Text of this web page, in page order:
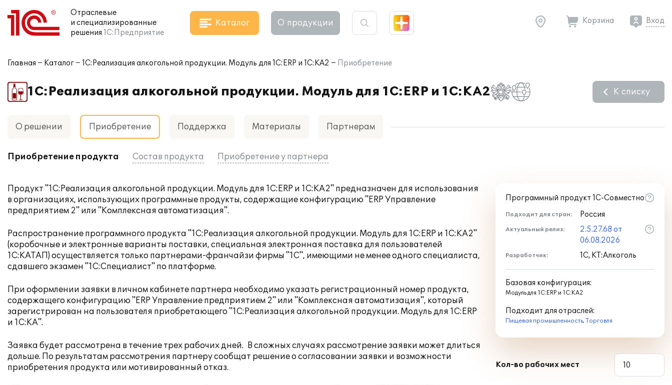
Отраслевые
и специализированные
решения 1С:Предприятие
Каталог О продукции Корзина Вход
Главная Каталог 1С:Реализация алкогольной продукции. Модуль для 1С:ERP и 1С:КА2 Приобретение
1С:Реализация алкогольной продукции. Модуль для 1С:ERP и 1С:КА2 К списку
О решении Приобретение Поддержка Материалы Партнерам
Приобретение продукта Состав продукта Приобретение у партнера
Продукт "1С:Реализация алкогольной продукции. Модуль для 1С:ERP и 1С:КА2" предназначен для использования
в организациях, использующих программные продукты, содержащие конфигурацию "ERP Управление
предприятием 2" или "Комплексная автоматизация".
Распространение программного продукта "1С:Реализация алкогольной продукции. Модуль для 1С:ERP и 1С:КА2"
(коробочные и электронные варианты поставки, специальная электронная поставка для пользователей
1С:КАТАП) осуществляется только партнерами-франчайзи фирмы "1С", имеющими не менее одного специалиста,
сдавшего экзамен "1С:Специалист" по платформе.
При оформлении заявки в личном кабинете партнера необходимо указать регистрационный номер продукта,
содержащего конфигурацию "ERP Управление предприятием 2" или "Комплексная автоматизация", который
зарегистрирован на пользователя приобретающего "1С:Реализация алкогольной продукции. Модуль для 1С:ERP
и 1С:КА".
Заявка будет рассмотрена в течение трех рабочих дней. В сложных случаях рассмотрение заявки может длиться
дольше. По результатам рассмотрения партнеру сообщат решение о согласовании заявки и возможности
приобретения продукта или мотивированный отказ.
Программный продукт 1С-Совместно
Подходит для стран: Россия
Актуальный релиз:
2.5.27.68 от
06.08.2026
Разработчик: 1С, КТ:Алкоголь
Базовая конфигурация:
Модуль для 1С:ERP и 1С:КА2
Подходит для отраслей:
Пищевая промышленность, Торговля
Кол-во рабочих мест